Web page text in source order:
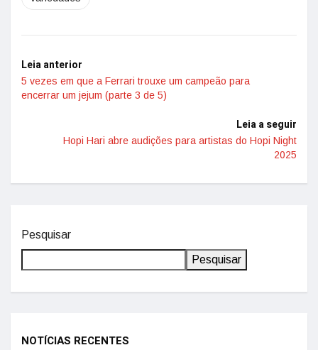
Leia anterior
5 vezes em que a Ferrari trouxe um campeão para
encerrar um jejum (parte 3 de 5)
Leia a seguir
Hopi Hari abre audições para artistas do Hopi Night
2025
Pesquisar
Pesquisar
NOTÍCIAS RECENTES